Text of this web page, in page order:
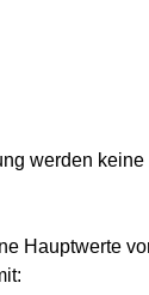
werden
Hauptwerte